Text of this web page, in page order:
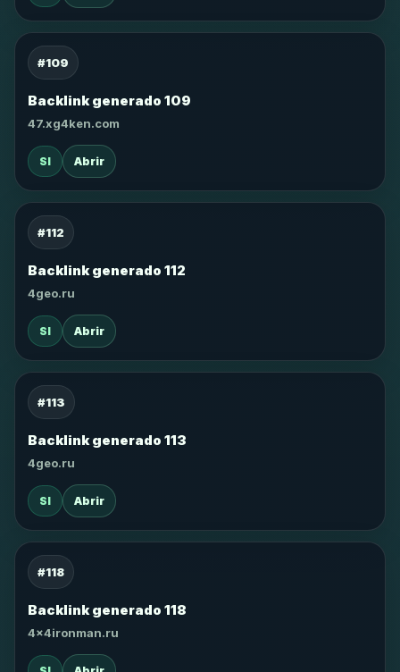
#109
Backlink generado 109
47.xg4ken.com
SI Abrir
#112
Backlink generado 112
4geo.ru
SI Abrir
#113
Backlink generado 113
4geo.ru
SI Abrir
#118
Backlink generado 118
4x4ironman.ru